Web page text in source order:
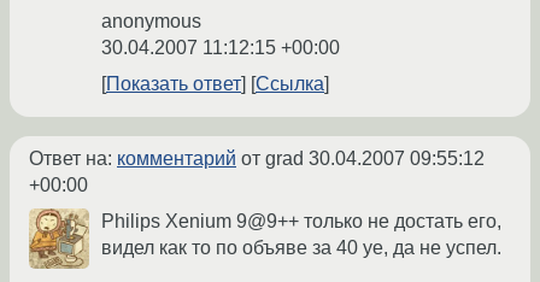
anonymous
30.04.2007 11:12:15 +00:00
Показать ответ
Ссылка
Ответ на: комментарий от grad 30.04.2007 09:55:12
+00:00
Philips Xenium 9@9++ только не достать его,
видел как то по объяве за 40 уе, да не успел.